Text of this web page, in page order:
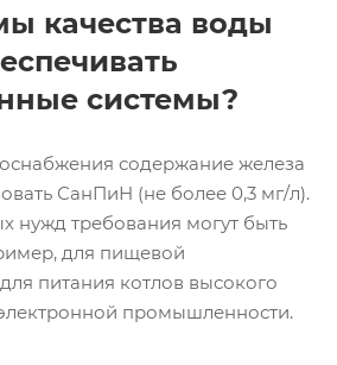
качества воды
системы?
содержание железа
СанПиН (не более 0,3 мг/л).
нужд требования могут быть
для пищевой
питания котлов высокого
промышленности.